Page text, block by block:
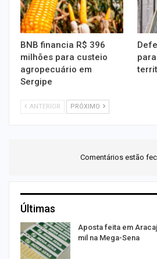
BNB financia R$ 396
milhões para custeio
agropecuário em
Sergipe
ANTERIOR PRÓXIMO
Comentários estão
Últimas
Aposta feita em
mil na Mega-Sena